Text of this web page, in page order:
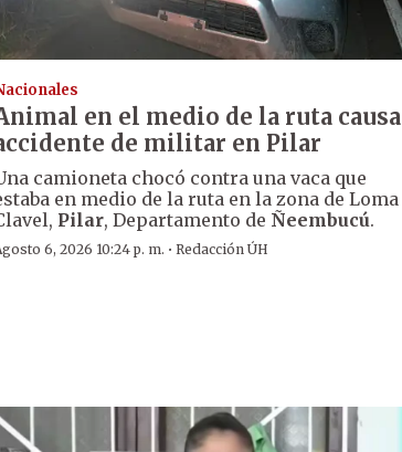
en el medio de la ruta causa
de militar en Pilar
camioneta chocó contra una vaca que
en medio de la ruta en la zona de Loma
Pilar, Departamento de Ñeembucú.
6, 2026 10:24 p. m. ·Redacción ÚH